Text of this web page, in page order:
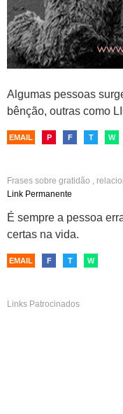
Algumas pessoas
bênção, outras como
EMAIL P F T W
Frases sobre gratidão ,
superação,otimismo
Link Permanente
É sempre a pessoa
certas na vida.
EMAIL F T W
Links Patrocinados